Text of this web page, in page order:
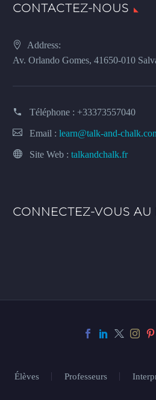
CONTACTEZ-NOUS
Address:
Av. Orlando Gomes, 41650-010
Téléphone : +33373557040
Email : learn@talk-and-
Site Web : talkandchalk.fr
CONNECTEZ-VOUS
Élèves Professeurs